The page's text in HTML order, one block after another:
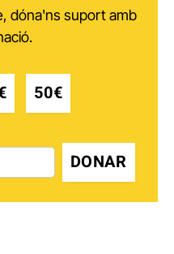
dóna'ns suport amb
50€
DONAR